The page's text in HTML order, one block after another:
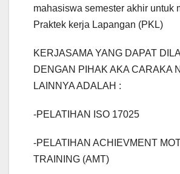
mahasiswa semester akhir untuk
Praktek kerja Lapangan (PKL)
KERJASAMA YANG DAPAT
DENGAN PIHAK AKA CARAKA
LAINNYA ADALAH :
-PELATIHAN ISO 17025
-PELATIHAN ACHIEVMENT
TRAINING (AMT)